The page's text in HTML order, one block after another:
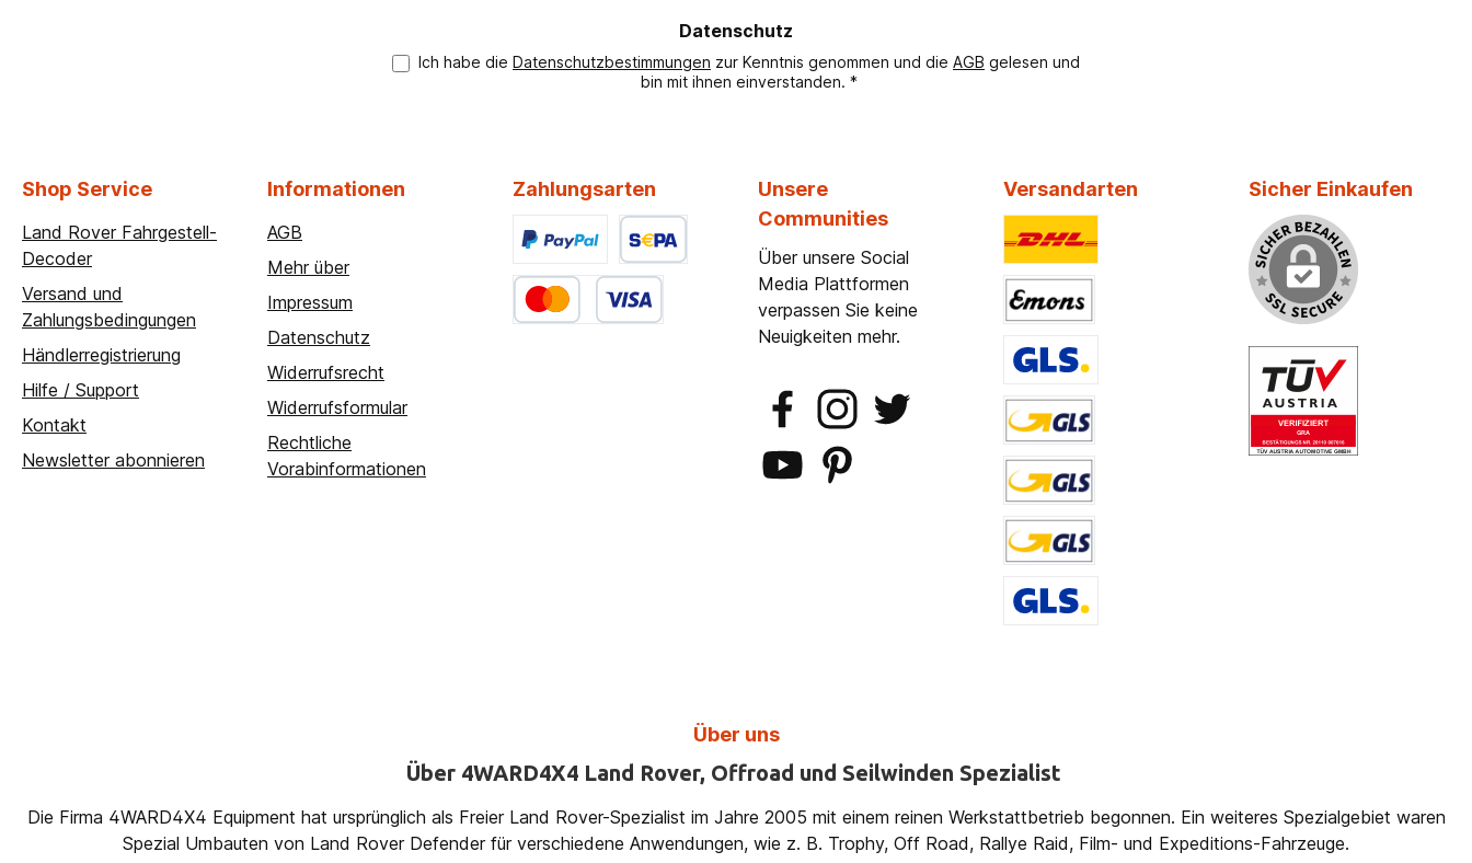
Adresse
Datenschutz
Ich habe die Datenschutzbestimmungen zur Kenntnis genommen und die AGB gelesen und
bin mit ihnen einverstanden. *
Shop Service
Land Rover Fahrgestell-
Decoder
Versand und
Zahlungsbedingungen
Händlerregistrierung
Hilfe / Support
Kontakt
Newsletter abonnieren
Informationen
AGB
Mehr über
Impressum
Datenschutz
Widerrufsrecht
Widerrufsformular
Rechtliche
Vorabinformationen
Zahlungsarten
Benutzerdefiniertes Bild 1Benutzerdefiniertes Bild 2
Unsere
Communities
Über unsere Social
Media Plattformen
verpassen Sie keine
Neuigkeiten mehr.
FacebookInstagramTwitter
YouTube Pinterest
Versandarten
Versand DE, AT, BE, NL < 41,5 kg
Versand LI, LU, < 40 kg
Benutzerdefiniertes Bild 1
Benutzerdefiniertes Bild 3
Sicher Einkaufen
Über uns
Über 4WARD4X4 Land Rover, Offroad und Seilwinden Spezialist
Die Firma 4WARD4X4 Equipment hat ursprünglich als Freier Land Rover-Spezialist im Jahre 2005 mit einem reinen Werkstattbetrieb begonnen. Ein weiteres Spezialgebiet waren
Spezial Umbauten von Land Rover Defender für verschiedene Anwendungen, wie z. B. Trophy, Off Road, Rallye Raid, Film- und Expeditions-Fahrzeuge.